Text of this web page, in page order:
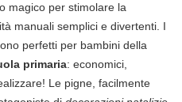
magico per stimolare la
manuali semplici e divertenti. I
perfetti per bambini della
primaria: economici,
Le pigne, facilmente